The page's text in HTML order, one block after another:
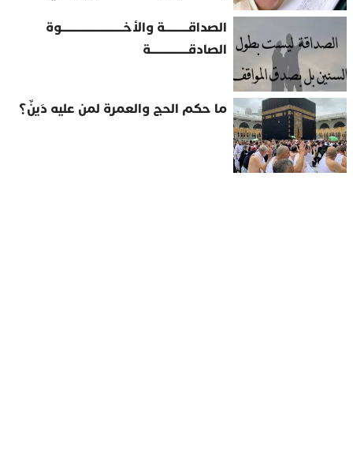
الصداقــــــــــة والأخــــــــــــــــــــــــــوة
الصادقــــــــــــــــة
ما حكم الحج والعمرة لمن عليه دَينٌ؟